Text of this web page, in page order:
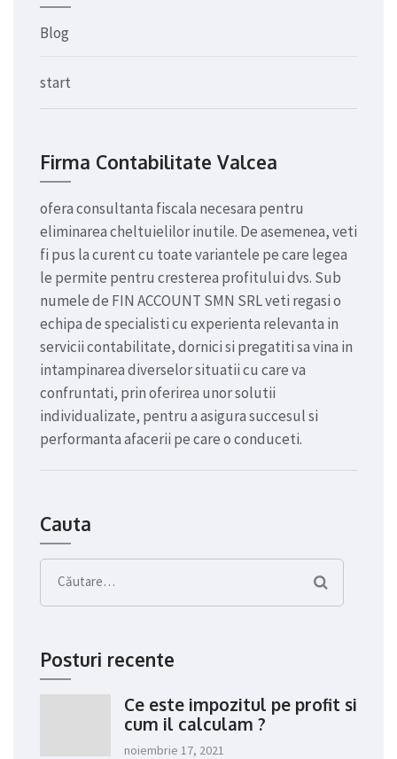
Blog
start
Firma Contabilitate Valcea
ofera consultanta fiscala necesara pentru
eliminarea cheltuielilor inutile. De asemenea, veti
fi pus la curent cu toate variantele pe care legea
le permite pentru cresterea profitului dvs. Sub
numele de FIN ACCOUNT SMN SRL veti regasi o
echipa de specialisti cu experienta relevanta in
servicii contabilitate, dornici si pregatiti sa vina in
intampinarea diverselor situatii cu care va
confruntati, prin oferirea unor solutii
individualizate, pentru a asigura succesul si
performanta afacerii pe care o conduceti.
Cauta
Caută
după:
Posturi recente
Ce este impozitul pe profit si
cum il calculam ?
noiembrie 17, 2021